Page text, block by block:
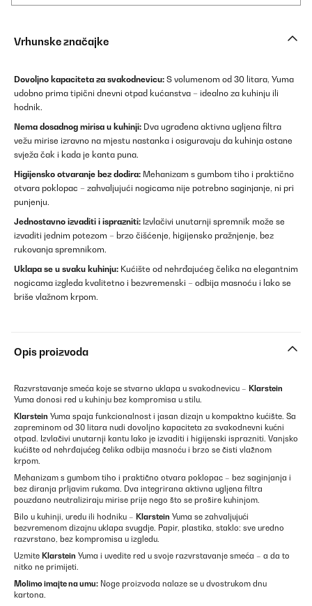
Vrhunske značajke
Dovoljno kapaciteta za svakodnevicu: S volumenom od 30 litara, Yuma
udobno prima tipični dnevni otpad kućanstva – idealno za kuhinju ili
hodnik.
Nema dosadnog mirisa u kuhinji: Dva ugrađena aktivna ugljena filtra
vežu mirise izravno na mjestu nastanka i osiguravaju da kuhinja ostane
svježa čak i kada je kanta puna.
Higijensko otvaranje bez dodira: Mehanizam s gumbom tiho i praktično
otvara poklopac – zahvaljujući nogicama nije potrebno saginjanje, ni pri
punjenju.
Jednostavno izvaditi i isprazniti: Izvlačivi unutarnji spremnik može se
izvaditi jednim potezom – brzo čišćenje, higijensko pražnjenje, bez
rukovanja spremnikom.
Uklapa se u svaku kuhinju: Kućište od nehrđajućeg čelika na elegantnim
nogicama izgleda kvalitetno i bezvremenski – odbija masnoću i lako se
briše vlažnom krpom.
Opis proizvoda
Razvrstavanje smeća koje se stvarno uklapa u svakodnevicu – Klarstein
Yuma donosi red u kuhinju bez kompromisa u stilu.
Klarstein Yuma spaja funkcionalnost i jasan dizajn u kompaktno kućište. Sa
zapreminom od 30 litara nudi dovoljno kapaciteta za svakodnevni kućni
otpad. Izvlačivi unutarnji kantu lako je izvaditi i higijenski isprazniti. Vanjsko
kućište od nehrđajućeg čelika odbija masnoću i brzo se čisti vlažnom
krpom.
Mehanizam s gumbom tiho i praktično otvara poklopac – bez saginjanja i
bez diranja prljavim rukama. Dva integrirana aktivna ugljena filtra
pouzdano neutraliziraju mirise prije nego što se prošire kuhinjom.
Bilo u kuhinji, uredu ili hodniku – Klarstein Yuma se zahvaljujući
bezvremenom dizajnu uklapa svugdje. Papir, plastika, staklo: sve uredno
razvrstano, bez kompromisa u izgledu.
Uzmite Klarstein Yuma i uvedite red u svoje razvrstavanje smeća – a da to
nitko ne primijeti.
Molimo imajte na umu: Noge proizvoda nalaze se u dvostrukom dnu
kartona.